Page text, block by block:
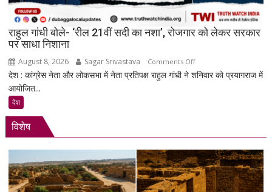
से
जवाब
राहुल गांधी बोले- ‘रील 21वीं सदी का नशा’, रोजगार को लेकर सरकार
पर साधा निशाना
August 8, 2026 Sagar Srivastava Comments Offon
राहुल
का
नशा’,
रोजगार
देश : कांग्रेस नेता और लोकसभा में नेता प्रतिपक्ष राहुल गांधी ने शनिवार को प्रयागराज में
आयोजित...
देश
विशेष